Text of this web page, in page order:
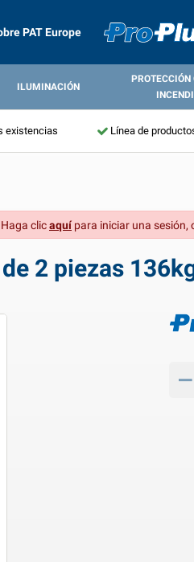
PAT Europe
ILUMINACIÓN
PROTECCIÓN
existencias Línea de
clicaquípara iniciar una sesión,
2 piezas